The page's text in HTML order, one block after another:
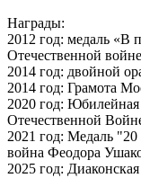
Награды:
2012 год: медаль «В
Отечественной
2014 год: двойной
2014 год: Грамота
2020 год:
Отечественной
2021 год: Медаль
война Феодора
2025 год: